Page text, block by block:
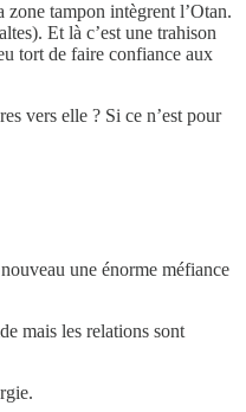
tampon intègrent l’Otan.
Et là c’est une trahison
tort de faire confiance aux
vers elle ? Si ce n’est pour
une énorme méfiance
mais les relations sont